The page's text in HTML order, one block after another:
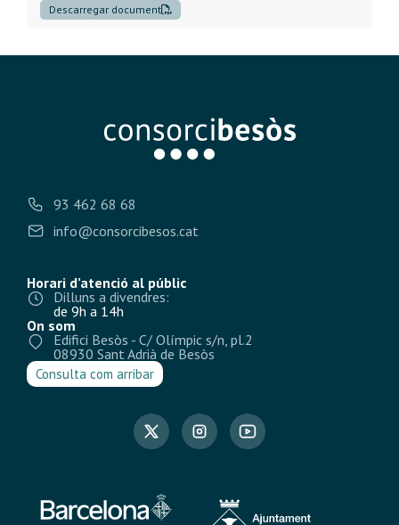
Descarregar document
93 462 68 68
info@consorcibesos.cat
Horari d’atenció al públic
Dilluns a divendres:
de 9h a 14h
On som
Edifici Besòs - C/ Olímpic s/n, pl.2
08930 Sant Adrià de Besòs
Consulta com arribar